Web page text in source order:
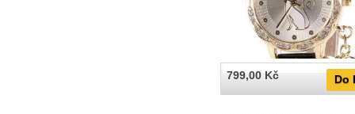
799,00 Kč Do